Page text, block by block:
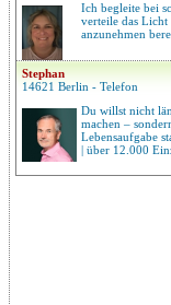
Ich begleite bei
verteile das Licht
anzunehmen
Stephan
14621 Berlin - Telefon
Du willst nicht
machen –
Lebensaufgabe
| über 12.000